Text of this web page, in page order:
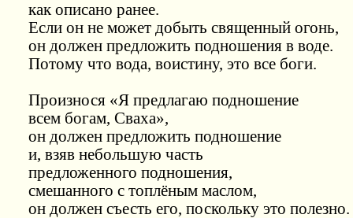
как описано ранее.
Если он не может добыть священный огонь,
он должен предложить подношения в воде.
Потому что вода, воистину, это все боги.
Произнося «Я предлагаю подношение
всем богам, Сваха»,
он должен предложить подношение
и, взяв небольшую часть
предложенного подношения,
смешанного с топлёным маслом,
он должен съесть его, поскольку это полезно.